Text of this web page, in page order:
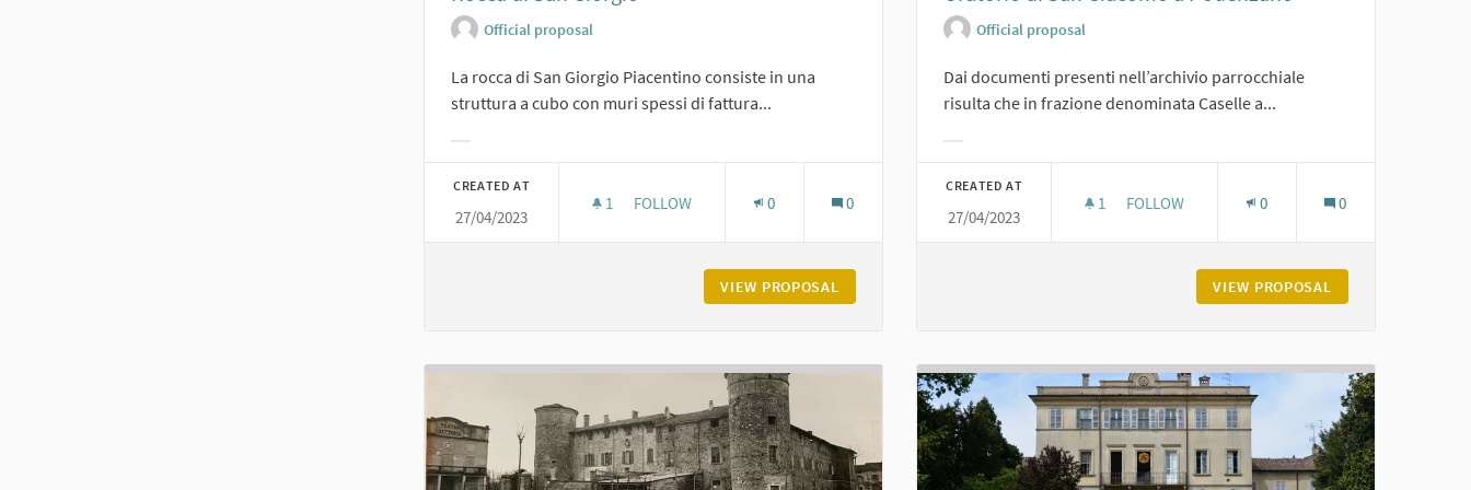
Official proposal
La rocca di San Giorgio Piacentino consiste in una
struttura a cubo con muri spessi di fattura...
CREATED AT
27/04/2023
1 1 FOLLOWER
FOLLOW 0 0
VIEW PROPOSAL
Official proposal
Dai documenti presenti nell’archivio parrocchiale
risulta che in frazione denominata Caselle a...
CREATED AT
27/04/2023
1 1 FOLLOWER
FOLLOW 0 0
VIEW PROPOSAL